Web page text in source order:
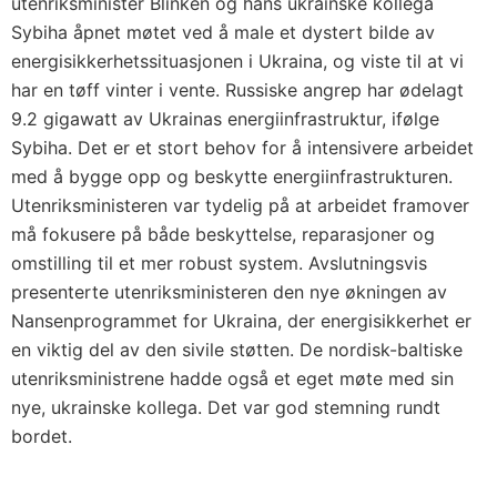
Sybiha åpnet møtet ved å male et dystert bilde av
energisikkerhetssituasjonen i Ukraina, og viste til at vi
har en tøff vinter i vente. Russiske angrep har ødelagt
9.2 gigawatt av Ukrainas energiinfrastruktur, ifølge
Sybiha. Det er et stort behov for å intensivere arbeidet
med å bygge opp og beskytte energiinfrastrukturen.
Utenriksministeren var tydelig på at arbeidet framover
må fokusere på både beskyttelse, reparasjoner og
omstilling til et mer robust system. Avslutningsvis
presenterte utenriksministeren den nye økningen av
Nansenprogrammet for Ukraina, der energisikkerhet er
en viktig del av den sivile støtten. De nordisk-baltiske
utenriksministrene hadde også et eget møte med sin
nye, ukrainske kollega. Det var god stemning rundt
bordet.